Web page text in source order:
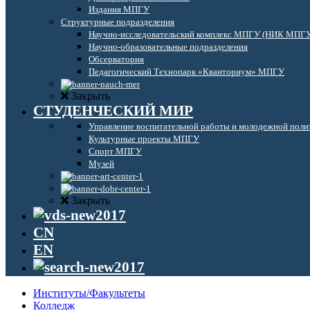
Издания МПГУ
Структурные подразделения
Научно-исследовательский комплекс МПГУ (НИК
Научно-образовательные подразделения
Обсерватория
Педагогический Технопарк «Кванториум» МПГУ
Закрыть
СТУДЕНЧЕСКИЙ МИР
Управление воспитательной работы и молодежной
Культурные проекты МПГУ
Спорт МПГУ
Музей
Закрыть
CN
EN
Институты/Факультеты
Колледж